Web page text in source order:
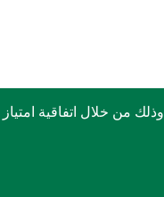
تعمل ستاربكس في الشرق الأوسط منذ